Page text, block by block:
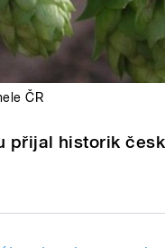
ČR
přijal historik